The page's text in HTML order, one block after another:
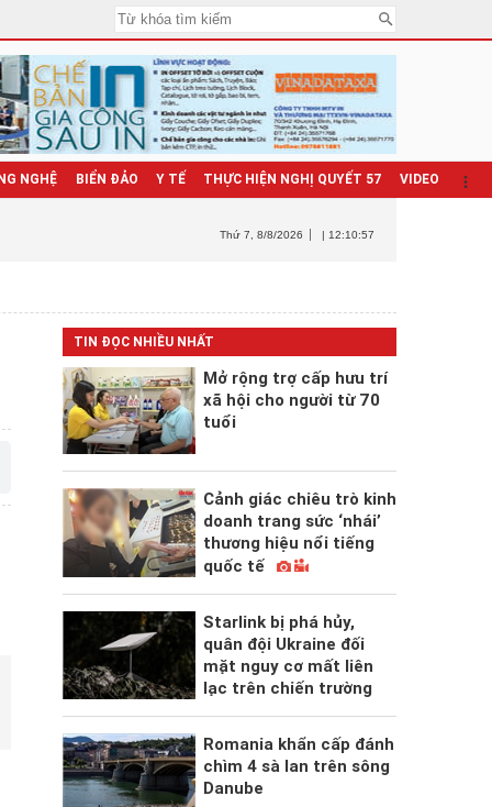
NGHỆ BIỂN ĐẢO Y TẾ THỰC HIỆN NGHỊ QUYẾT 57 VIDEO
Thứ 7 , 8/8/2026 | 12:10:58
TIN ĐỌC NHIỀU NHẤT
Mở rộng trợ cấp hưu trí
xã hội cho người từ 70
tuổi
Cảnh giác chiêu trò kinh
doanh trang sức ‘nhái’
thương hiệu nổi tiếng
quốc tế
Starlink bị phá hủy,
quân đội Ukraine đối
mặt nguy cơ mất liên
lạc trên chiến trường
Romania khẩn cấp đánh
chìm 4 sà lan trên sông
Danube